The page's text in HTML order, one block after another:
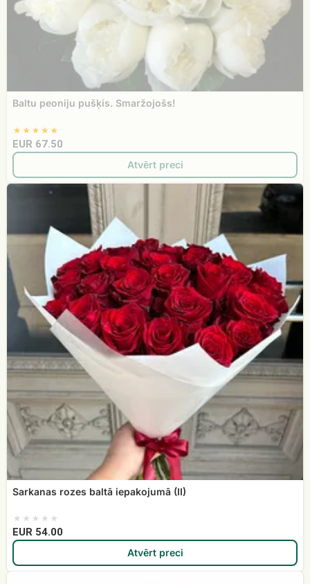
Baltu peoniju pušķis. Smaržojošs!
EUR 67.50
Atvērt preci
Sarkanas
iepakojumā
Sarkanas rozes baltā iepakojumā (II)
EUR 54.00
Atvērt preci
101